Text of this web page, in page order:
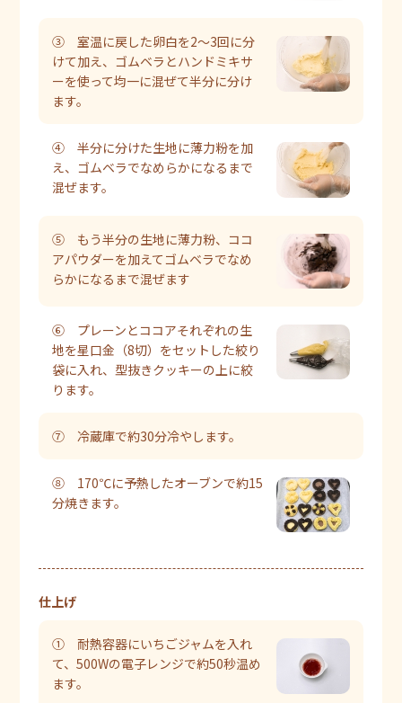
③ 室温に戻した卵白を2〜3回に分
けて加え、ゴムベラとハンドミキサ
ーを使って均一に混ぜて半分に分け
ます。
④ 半分に分けた生地に薄力粉を加
え、ゴムベラでなめらかになるまで
混ぜます。
⑤ もう半分の生地に薄力粉、ココ
アパウダーを加えてゴムベラでなめ
らかになるまで混ぜます
⑥ プレーンとココアそれぞれの生
地を星口金（8切）をセットした絞り
袋に入れ、型抜きクッキーの上に絞
ります。
⑦ 冷蔵庫で約30分冷やします。
⑧ 170℃に予熱したオーブンで約15
分焼きます。
仕上げ
① 耐熱容器にいちごジャムを入れ
て、500Wの電子レンジで約50秒温め
ます。